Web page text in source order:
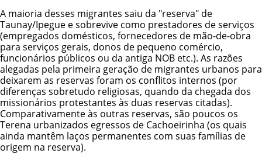
A maioria desses migrantes saiu da "reserva" de
Taunay/Ipegue e sobrevive como prestadores de serviços
(empregados domésticos, fornecedores de mão-de-obra
para serviços gerais, donos de pequeno comércio,
funcionários públicos ou da antiga NOB etc.). As razões
alegadas pela primeira geração de migrantes urbanos para
deixarem as reservas foram os conflitos internos (por
diferenças sobretudo religiosas, quando da chegada dos
missionários protestantes às duas reservas citadas).
Comparativamente às outras reservas, são poucos os
Terena urbanizados egressos de Cachoeirinha (os quais
ainda mantêm laços permanentes com suas famílias de
origem na reserva).